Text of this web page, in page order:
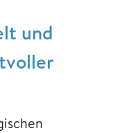
​​​​​​​und